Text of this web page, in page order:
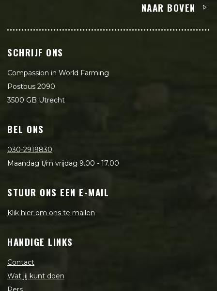
NAAR BOVEN
SCHRIJF ONS
Compassion in World Farming
Postbus 2090
3500 GB Utrecht
BEL ONS
030-2919830
Maandag t/m vrijdag 9.00 - 17.00
STUUR ONS EEN E-MAIL
Klik hier om ons te mailen
HANDIGE LINKS
Contact
Wat jij kunt doen